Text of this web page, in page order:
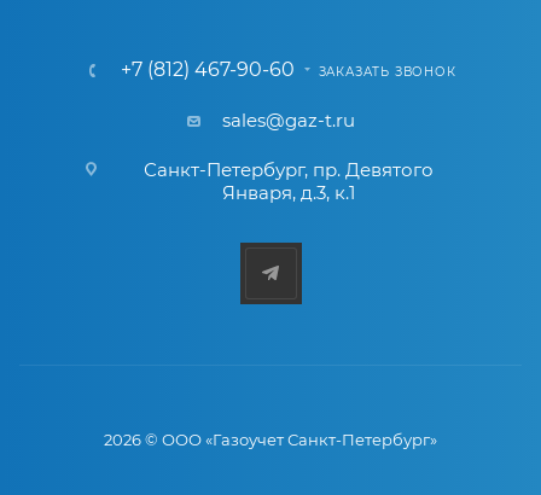
+7 (812) 467-90-60 ЗАКАЗАТЬ ЗВОНОК
sales@gaz-t.ru
Санкт-Петербург, пр. Девятого
Января, д.3, к.1
2026 © ООО «Газоучет Санкт-Петербург»